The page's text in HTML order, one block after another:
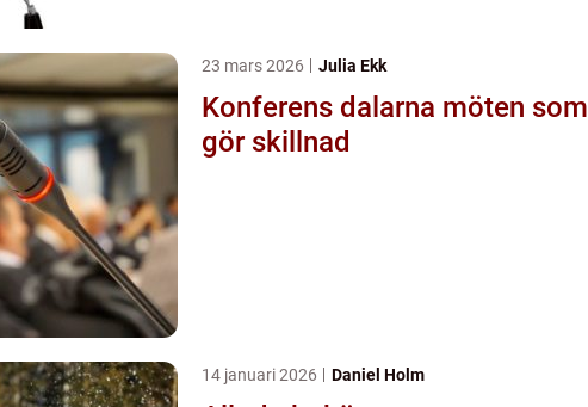
23 mars 2026 Julia Ekk
Konferens dalarna möten som
gör skillnad
14 januari 2026 Daniel Holm